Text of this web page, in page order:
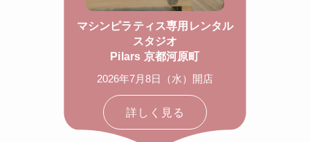
マシンピラティス専用レンタル
スタジオ
Pilars 京都河原町
2026年7月8日（水）開店
詳しく見る